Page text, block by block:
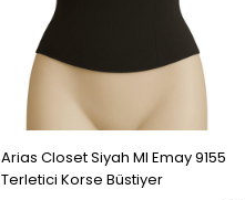
Arias Closet Siyah MI Emay 9155
Terletici Korse Büstiyer